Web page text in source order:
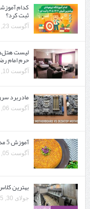
ثبت کرد؟
آگوست 23, 2025
لیست
حرم امام
آگوست 10, 2025
مادربرد
آگوست 06, 2025
آموزش 5 مدل ته دیگ با آرد
آگوست 05, 2025
بهترین
جولای 30, 2025